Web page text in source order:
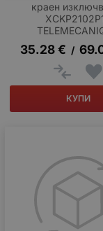
краен
35.28€ /
КУПИ